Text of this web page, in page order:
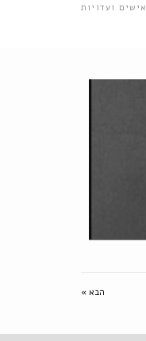
אישים ועדויות
הבא »